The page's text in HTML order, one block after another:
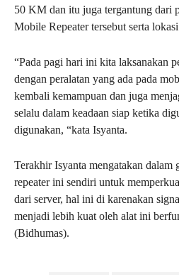
50 KM dan itu juga tergantung dari
Mobile Repeater tersebut serta lokasi
“Pada pagi hari ini kita laksanakan
dengan peralatan yang ada pada
kembali kemampuan dan juga
selalu dalam keadaan siap ketika
digunakan, “kata Isyanta.
Terakhir Isyanta mengatakan dalam
repeater ini sendiri untuk
dari server, hal ini di karenakan
menjadi lebih kuat oleh alat ini
(Bidhumas).